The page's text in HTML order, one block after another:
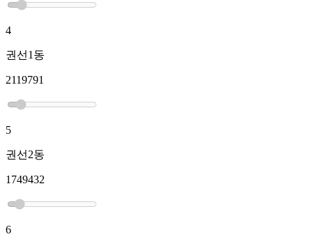
4
권선1동
2119791
5
권선2동
1749432
6